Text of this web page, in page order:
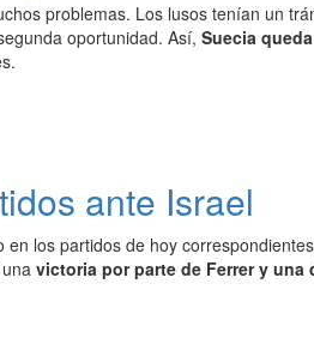
problemas. Los lusos tenían un
oportunidad. Así, Suecia
ante Israel
en los partidos de hoy
victoria por parte de Ferrer y una